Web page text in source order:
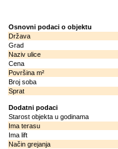
Osnovni podaci o objektu
Država
Grad
Naziv ulice
Cena
Površina m²
Broj soba
Sprat
Dodatni podaci
Starost objekta u godinama
Ima terasu
Ima lift
Način grejanja